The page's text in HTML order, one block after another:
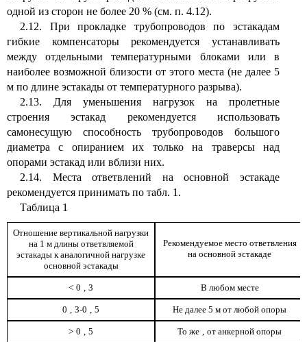
одной из сторон не более 20 % (см. п. 4.12).
2.12. При прокладке трубопроводов по эстакадам
гибкие компенсаторы рекомендуется устанавливать
между отдельными температурными блоками или в
наиболее возможной близости от этого места (не далее 5
м по длине эстакады от температурного разрыва).
2.13. Для уменьшения нагрузок на пролетные
строения эстакад рекомендуется использовать
самонесущую способность трубопроводов большого
диаметра с опиранием их только на траверсы над
опорами эстакад или вблизи них.
2.14. Места ответвлений на основной эстакаде
рекомендуется принимать по табл. 1.
Таблица 1
Отношение вертикальной нагрузки
на 1 м длины ответвляемой
эстакады к аналогичной нагрузке
основной эстакады
Рекомендуемое место ответвления
на основной эстакаде
< 0 , 3 В любом месте
0 , 3-0 , 5 Не далее 5 м от любой опоры
> 0 , 5 То же , от анкерной опоры